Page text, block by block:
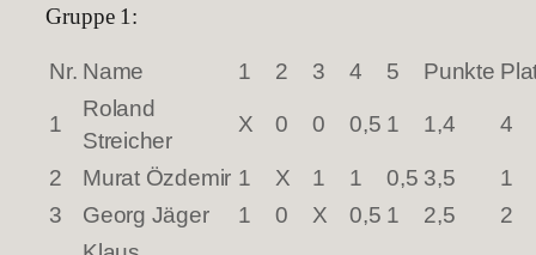
Gruppe 1:
Nr. Name 1 2 3 4 5 Punkte
1
Roland
Streicher
X 0 0 0,5 1 1,4 4
2 Murat Özdemir 1 X 1 1 0,5 3,5
1
3
Georg Jäger 1 0 X 0,5 1 2,5 2